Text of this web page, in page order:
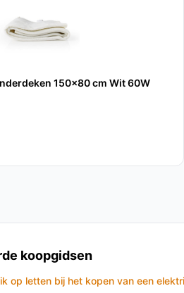
vragen
deken is ontworpen voor
voor buitengebruik?
oplaadmogelijkheid is de
waardoor je sneller
150x80 cm Wit 60W
koopgidsen
op letten bij het kopen van een